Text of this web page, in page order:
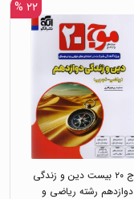
۲۲ %
موج ۲۰ بیست دین و زندگی
دوازدهم رشته ریاضی و